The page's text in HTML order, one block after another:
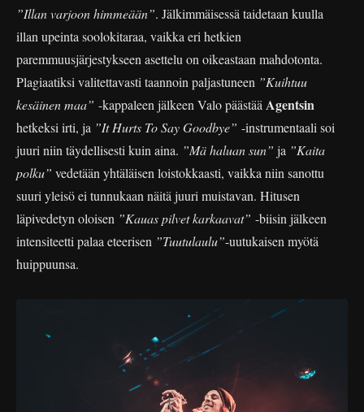
”Illan varjoon himmeään”. Jälkimmäisessä taidetaan kuulla
illan upeinta soolokitaraa, vaikka eri hetkien
paremmuusjärjestykseen asettelu on oikeastaan mahdotonta.
Plagiaatiksi valitettavasti taannoin paljastuneen ”Kuihtuu
kesäinen maa” -kappaleen jälkeen Valo päästää Agentsin
hetkeksi irti, ja ”It Hurts To Say Goodbye” -instrumentaali soi
juuri niin täydellisesti kuin aina. ”Mä haluan sun” ja ”Kaita
polku” vedetään yhtäläisen loistokkaasti, vaikka niin sanottu
suuri yleisö ei tunnukaan näitä juuri muistavan. Hitusen
läpivedetyn oloisen ”Kauas pilvet karkaavat” -biisin jälkeen
intensiteetti palaa eteerisen ”Tuutulaulu”-uutukaisen myötä
huippuunsa.